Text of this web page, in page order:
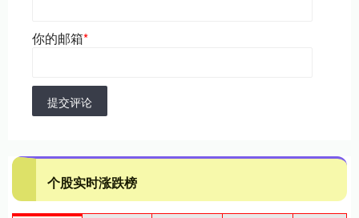
你的邮箱*
提交评论
个股实时涨跌榜